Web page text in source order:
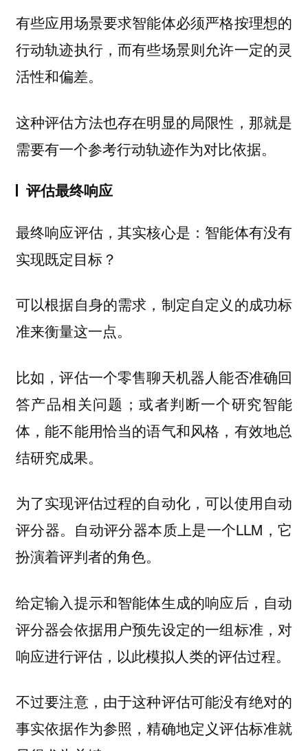
有些应用场景要求智能体必须严格按理想的
行动轨迹执行，而有些场景则允许一定的灵
活性和偏差。
这种评估方法也存在明显的局限性，那就是
需要有一个参考行动轨迹作为对比依据。
评估最终响应
最终响应评估，其实核心是：智能体有没有
实现既定目标？
可以根据自身的需求，制定自定义的成功标
准来衡量这一点。
比如，评估一个零售聊天机器人能否准确回
答产品相关问题；或者判断一个研究智能
体，能不能用恰当的语气和风格，有效地总
结研究成果。
为了实现评估过程的自动化，可以使用自动
评分器。自动评分器本质上是一个LLM，它
扮演着评判者的角色。
给定输入提示和智能体生成的响应后，自动
评分器会依据用户预先设定的一组标准，对
响应进行评估，以此模拟人类的评估过程。
不过要注意，由于这种评估可能没有绝对的
事实依据作为参照，精确地定义评估标准就